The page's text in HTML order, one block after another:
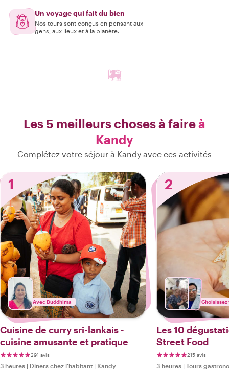
Un voyage qui fait du bien
Nos tours sont conçus en pensant aux
gens, aux lieux et à la planète.
Les 5 meilleurs choses à faireà
Kandy
Complétez votre séjour à Kandy avec ces activités
1
Avec Buddhima
Cuisine de curry sri-lankais -
cuisine amusante et pratique
291 avis
3 heures | Diners chez l'habitant | Kandy
2
Les 10
Street Food
215 avis
3 heures | Tours